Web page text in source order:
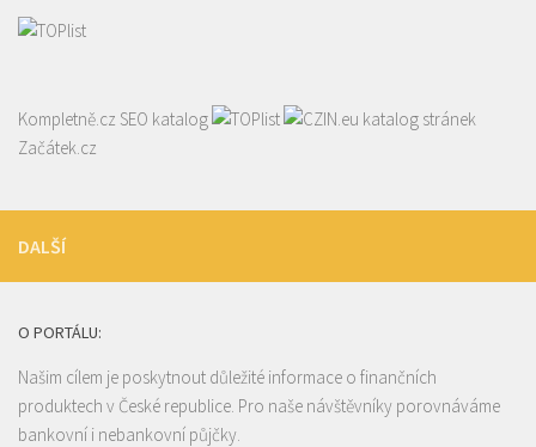
Kompletně.cz SEO katalog
katalog stránek
Začátek.cz
DALŠÍ
O PORTÁLU:
Našim cílem je poskytnout důležité informace o finančních
produktech v České republice. Pro naše návštěvníky porovnáváme
bankovní i nebankovní půjčky.